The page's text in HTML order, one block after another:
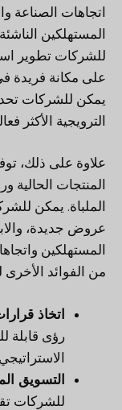
اتجاهات الصناعة
المستهلكين
للشركات تطوير
على مكانة فريدة
يمكن للشركات
الترويجية الأكثر
علاوة على ذلك،
المنتجات الحالية
الملباة. يمكن
عروض جديدة،
المستهلكين
من الفوائد
اتخاذ
رؤى قابلة
التسويق
للشركات